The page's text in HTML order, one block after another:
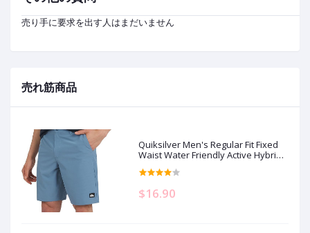
売れ筋商品
Quiksilver Men's Regular Fit Fixed
Waist Water Friendly Active Hybrid
Shorts
$16.90
売り手に要求を出す人はまだいません